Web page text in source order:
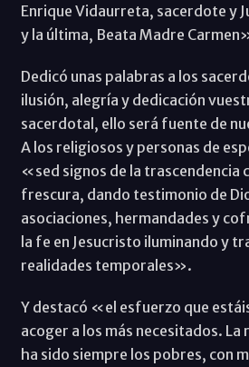
Enrique Vidaurreta, sacerdote y
y la última, Beata Madre
Dedicó unas palabras a los
ilusión, alegría y dedicación
sacerdotal, ello será fuente de
A los religiosos y personas de
«sed signos de la trascendencia
frescura, dando testimonio de
asociaciones, hermandades y
la fe en Jesucristo iluminando y
realidades temporales».
Y destacó «el esfuerzo que
acoger a los más necesitados. La
ha sido siempre los pobres, con